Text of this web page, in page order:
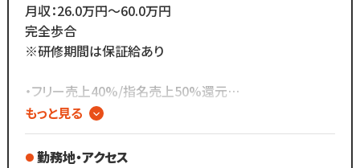
月収：26.0万円～60.0万円
完全歩合
※研修期間は保証給あり
・フリー売上40%/指名売上50%還元
・指名料あり/550円
・店販10％還元
・交通費支給
もっと見る
勤務地・アクセス